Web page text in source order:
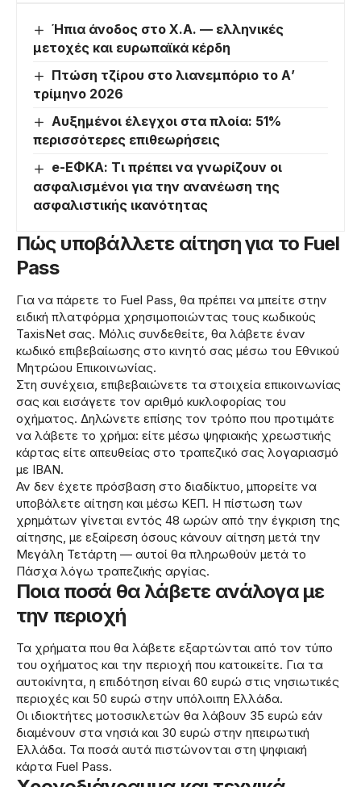
Ήπια άνοδος στο Χ.Α. — ελληνικές
μετοχές και ευρωπαϊκά κέρδη
Πτώση τζίρου στο λιανεμπόριο το Α’
τρίμηνο 2026
Αυξημένοι έλεγχοι στα πλοία: 51%
περισσότερες επιθεωρήσεις
e-ΕΦΚΑ: Τι πρέπει να γνωρίζουν οι
ασφαλισμένοι για την ανανέωση της
ασφαλιστικής ικανότητας
Πώς υποβάλλετε αίτηση για το Fuel
Pass
Για να πάρετε το Fuel Pass, θα πρέπει να μπείτε στην
ειδική πλατφόρμα χρησιμοποιώντας τους κωδικούς
TaxisNet σας. Μόλις συνδεθείτε, θα λάβετε έναν
κωδικό επιβεβαίωσης στο κινητό σας μέσω του Εθνικού
Μητρώου Επικοινωνίας.
Στη συνέχεια, επιβεβαιώνετε τα στοιχεία επικοινωνίας
σας και εισάγετε τον αριθμό κυκλοφορίας του
οχήματος. Δηλώνετε επίσης τον τρόπο που προτιμάτε
να λάβετε το χρήμα: είτε μέσω ψηφιακής χρεωστικής
κάρτας είτε απευθείας στο τραπεζικό σας λογαριασμό
με IBAN.
Αν δεν έχετε πρόσβαση στο διαδίκτυο, μπορείτε να
υποβάλετε αίτηση και μέσω ΚΕΠ. Η πίστωση των
χρημάτων γίνεται εντός 48 ωρών από την έγκριση της
αίτησης, με εξαίρεση όσους κάνουν αίτηση μετά την
Μεγάλη Τετάρτη — αυτοί θα πληρωθούν μετά το
Πάσχα λόγω τραπεζικής αργίας.
Ποια ποσά θα λάβετε ανάλογα με
την περιοχή
Τα χρήματα που θα λάβετε εξαρτώνται από τον τύπο
του οχήματος και την περιοχή που κατοικείτε. Για τα
αυτοκίνητα, η επιδότηση είναι 60 ευρώ στις νησιωτικές
περιοχές και 50 ευρώ στην υπόλοιπη Ελλάδα.
Οι ιδιοκτήτες μοτοσικλετών θα λάβουν 35 ευρώ εάν
διαμένουν στα νησιά και 30 ευρώ στην ηπειρωτική
Ελλάδα. Τα ποσά αυτά πιστώνονται στη ψηφιακή
κάρτα Fuel Pass.